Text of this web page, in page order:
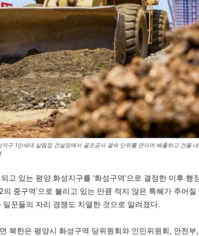
구 1만세대 살림집 건설장에서 골조공사 결속 단위를 연이어 배출하고 건물
고 있는 평양 화성지구를 ‘화성구역’으로 결정한 이후 행
중구역’으로 불리고 있는 만큼 적지 않은 특혜가 주어질
꾼들의 자리 경쟁도 치열한 것으로 알려졌다.
북한은 평양시 화성구역 당위원회와 인민위원회, 안전부